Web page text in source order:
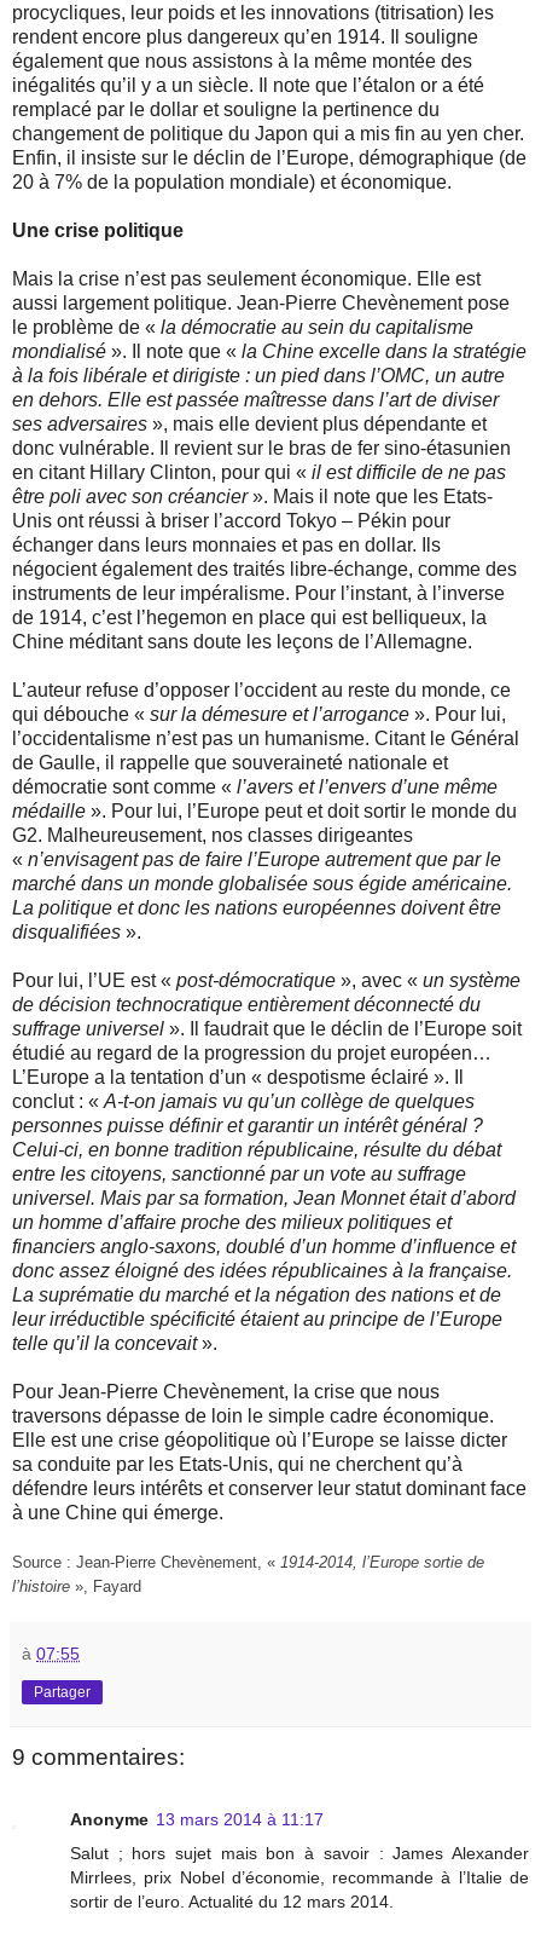
procycliques, leur poids et les innovations (titrisation) les
rendent encore plus dangereux qu’en 1914. Il souligne
également que nous assistons à la même montée des
inégalités qu’il y a un siècle. Il note que l’étalon or a été
remplacé par le dollar et souligne la pertinence du
changement de politique du Japon qui a mis fin au yen cher.
Enfin, il insiste sur le déclin de l’Europe, démographique (de
20 à 7% de la population mondiale) et économique.
Une crise politique
Mais la crise n’est pas seulement économique. Elle est
aussi largement politique. Jean-Pierre Chevènement pose
le problème de « la démocratie au sein du capitalisme
mondialisé ». Il note que « la Chine excelle dans la stratégie
à la fois libérale et dirigiste : un pied dans l’OMC, un autre
en dehors. Elle est passée maîtresse dans l’art de diviser
ses adversaires », mais elle devient plus dépendante et
donc vulnérable. Il revient sur le bras de fer sino-étasunien
en citant Hillary Clinton, pour qui « il est difficile de ne pas
être poli avec son créancier». Mais il note que les Etats-
Unis ont réussi à briser l’accord Tokyo – Pékin pour
échanger dans leurs monnaies et pas en dollar. Ils
négocient également des traités libre-échange, comme des
instruments de leur impéralisme. Pour l’instant, à l’inverse
de 1914, c’est l’hegemon en place qui est belliqueux, la
Chine méditant sans doute les leçons de l’Allemagne.
L’auteur refuse d’opposer l’occident au reste du monde, ce
qui débouche « sur la démesure et l’arrogance ». Pour lui,
l’occidentalisme n’est pas un humanisme. Citant le Général
de Gaulle, il rappelle que souveraineté nationale et
démocratie sont comme « l’avers et l’envers d’une même
médaille ». Pour lui, l’Europe peut et doit sortir le monde du
G2. Malheureusement, nos classes dirigeantes
« n’envisagent pas de faire l’Europe autrement que par le
marché dans un monde globalisée sous égide américaine.
La politique et donc les nations européennes doivent être
disqualifiées ».
Pour lui, l’UE est « post-démocratique », avec « un système
de décision technocratique entièrement déconnecté du
suffrage universel ». Il faudrait que le déclin de l’Europe soit
étudié au regard de la progression du projet européen…
L’Europe a la tentation d’un « despotisme éclairé ». Il
conclut : « A-t-on jamais vu qu’un collège de quelques
personnes puisse définir et garantir un intérêt général ?
Celui-ci, en bonne tradition républicaine, résulte du débat
entre les citoyens, sanctionné par un vote au suffrage
universel. Mais par sa formation, Jean Monnet était d’abord
un homme d’affaire proche des milieux politiques et
financiers anglo-saxons, doublé d’un homme d’influence et
donc assez éloigné des idées républicaines à la française.
La suprématie du marché et la négation des nations et de
leur irréductible spécificité étaient au principe de l’Europe
telle qu’il la concevait».
Pour Jean-Pierre Chevènement, la crise que nous
traversons dépasse de loin le simple cadre économique.
Elle est une crise géopolitique où l’Europe se laisse dicter
sa conduite par les Etats-Unis, qui ne cherchent qu’à
défendre leurs intérêts et conserver leur statut dominant face
à une Chine qui émerge.
Source : Jean-Pierre Chevènement, « 1914-2014, l’Europe sortie de
l’histoire », Fayard
à 07:55
Partager
9 commentaires:
Anonyme 13 mars 2014 à 11:17
Salut ; hors sujet mais bon à savoir : James Alexander
Mirrlees, prix Nobel d’économie, recommande à l’Italie de
sortir de l’euro. Actualité du 12 mars 2014.